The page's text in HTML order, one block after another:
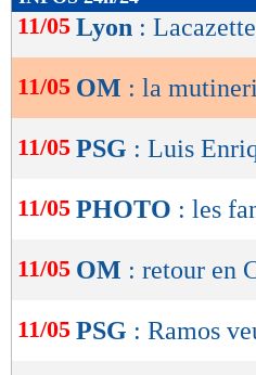
Pour rappel, l'OM va
réception de Rennes la
Lu 34.132 fois
de
lecture
OK
11/05 Lyon :
11/05 OM : la
11/05 PSG : Luis
11/05 PHOTO : les
11/05 OM : retour en
11/05 PSG : Ramos